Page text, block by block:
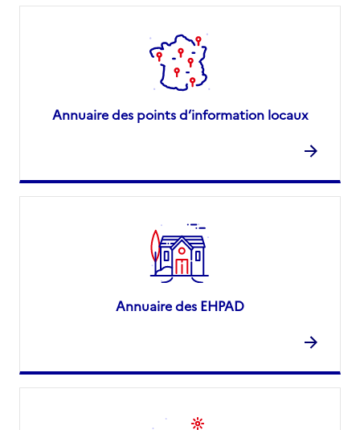
Annuaire des points d’information locaux
Annuaire des EHPAD